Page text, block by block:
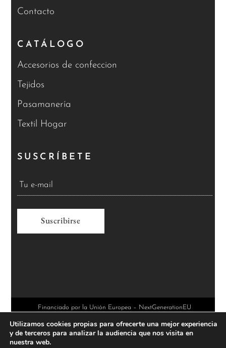
Contacto
CATÁLOGO
Accesorios de confeccion
Tejidos
Pasamanería
Textil Hogar
SUSCRÍBETE
n
a
Financiado por la Unión Europea – NextGenerationEU
Utilizamos cookies propias para ofrecerte una mejor experiencia
y de terceros para analizar la audiencia que nos visita en
nuestra web.